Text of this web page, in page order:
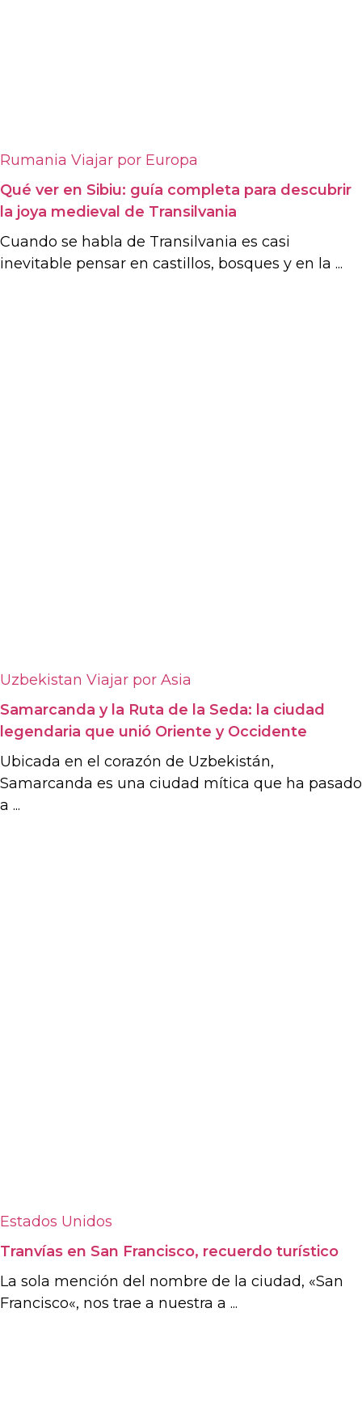
Rumania Viajar por Europa
Qué ver en Sibiu: guía completa para descubrir
la joya medieval de Transilvania
Cuando se habla de Transilvania es casi
inevitable pensar en castillos, bosques y en la ...
Uzbekistan Viajar por Asia
Samarcanda y la Ruta de la Seda: la ciudad
legendaria que unió Oriente y Occidente
Ubicada en el corazón de Uzbekistán,
Samarcanda es una ciudad mítica que ha pasado
a ...
Estados Unidos
Tranvías en San Francisco, recuerdo turístico
La sola mención del nombre de la ciudad, «San
Francisco«, nos trae a nuestra a ...